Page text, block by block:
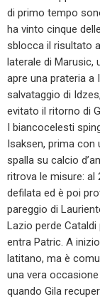
di primo tempo
ha vinto cinque
sblocca il risultato
laterale di Marusic,
apre una prateria a
salvataggio di
evitato il ritorno di
I biancocelesti
Isaksen, prima
spalla su calcio
ritrova le misure: al
defilata ed è poi
pareggio di
Lazio perde
entra Patric. A
latitano, ma è
una vera
quando Gila